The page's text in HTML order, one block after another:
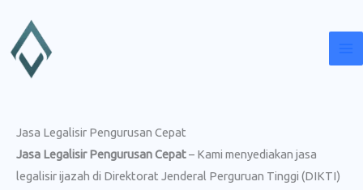
konten
Jasa Legalisir Pengurusan Cepat
Jasa Legalisir Pengurusan Cepat– Kami menyediakan jasa
legalisir ijazah di Direktorat Jenderal Perguruan Tinggi (DIKTI)